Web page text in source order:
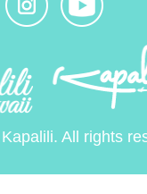
All rights